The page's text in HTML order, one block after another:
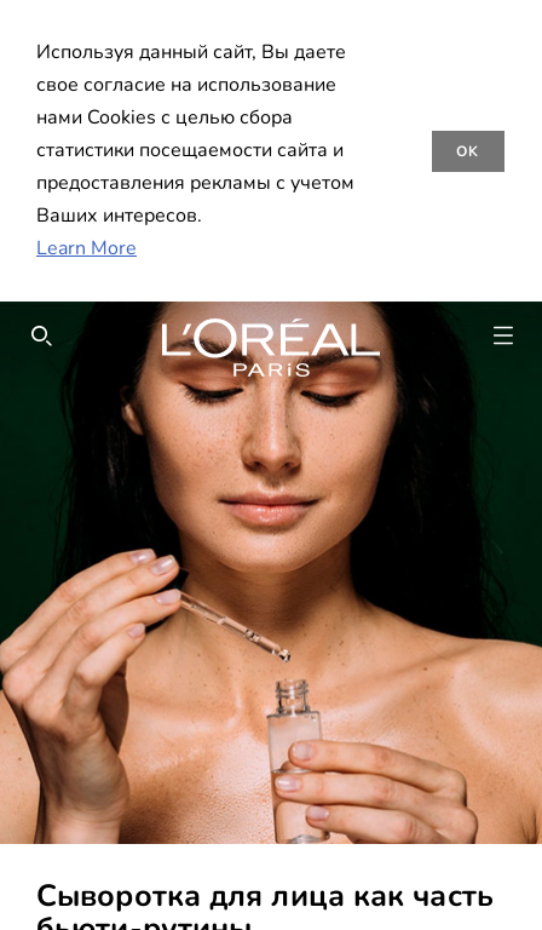
Используя данный сайт, Вы даете
свое согласие на использование
нами Cookies с целью сбора
статистики посещаемости сайта и
предоставления рекламы с учетом
Ваших интересов.
Learn More
OK
SEARCH THIS SITE
Сыворотка для лица как часть